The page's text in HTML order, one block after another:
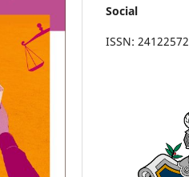
Social
ISSN: 24122572